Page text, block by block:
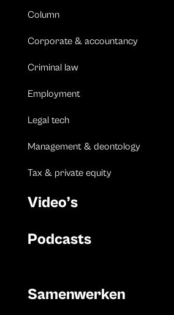
Column
Corporate & accountancy
Criminal law
Employment
Legal tech
Management & deontology
Tax & private equity
Video’s
Podcasts
Samenwerken